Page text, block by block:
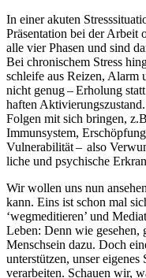
In einer akuten
Prä­sen­ta­tion bei der Arbeit
alle vier Phasen und sind
Bei chro­ni­schem Stress
schleife aus Reizen, Alarm
nicht genug – Erho­lung
haf­ten
Folgen mit sich brin­gen,
Immun­sys­tem,
Vul­nera­bi­li­tät – also
li­che und psy­chi­sche
Wir wollen uns nun
kann. Eins ist schon mal
‘wegmeditieren’ und
Leben: Denn wie gesehen,
Menschsein dazu. Doch
unterstützen, unser eigenes
verarbeiten. Schauen wir,